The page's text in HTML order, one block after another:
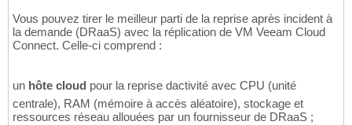
Vous pouvez tirer le meilleur parti de la reprise après incident à
la demande (DRaaS) avec la réplication de VM Veeam Cloud
Connect. Celle-ci comprend :
un hôte cloud pour la reprise dactivité avec CPU (unité
centrale), RAM (mémoire à accès aléatoire), stockage et
ressources réseau allouées par un fournisseur de DRaaS ;